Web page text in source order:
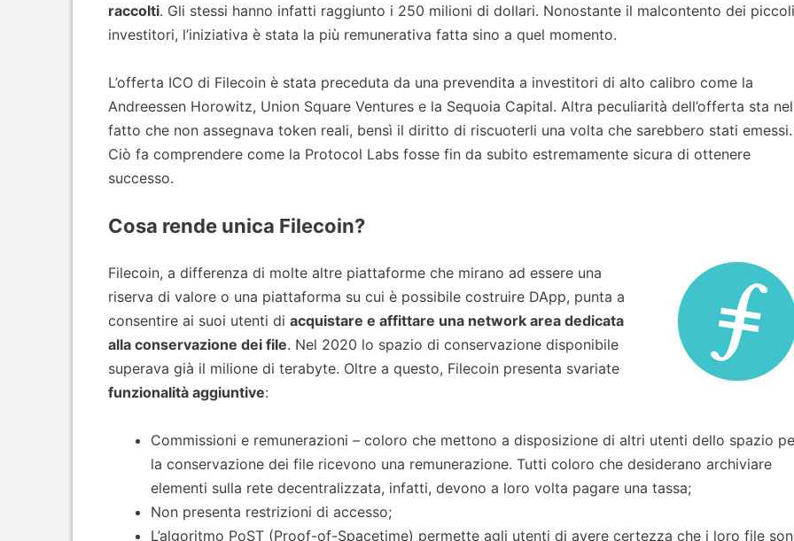
raccolti. Gli stessi hanno infatti raggiunto i 250 milioni di dollari. Nonostante il malcontento dei piccoli
investitori, l’iniziativa è stata la più remunerativa fatta sino a quel momento.
L’offerta ICO di Filecoin è stata preceduta da una prevendita a investitori di alto calibro come la
Andreessen Horowitz, Union Square Ventures e la Sequoia Capital. Altra peculiarità dell’offerta sta nel
fatto che non assegnava token reali, bensì il diritto di riscuoterli una volta che sarebbero stati emessi.
Ciò fa comprendere come la Protocol Labs fosse fin da subito estremamente sicura di ottenere
successo.
Cosa rende unica Filecoin?
Filecoin, a differenza di molte altre piattaforme che mirano ad essere una
riserva di valore o una piattaforma su cui è possibile costruire DApp, punta a
consentire ai suoi utenti di acquistare e affittare una network area dedicata
alla conservazione dei file. Nel 2020 lo spazio di conservazione disponibile
superava già il milione di terabyte. Oltre a questo, Filecoin presenta svariate
funzionalità aggiuntive:
Commissioni e remunerazioni – coloro che mettono a disposizione di altri utenti dello spazio
la conservazione dei file ricevono una remunerazione. Tutti coloro che desiderano archiviare
elementi sulla rete decentralizzata, infatti, devono a loro volta pagare una tassa;
Non presenta restrizioni di accesso;
L’algoritmo PoST (Proof-of-Spacetime) permette agli utenti di avere certezza che i loro file